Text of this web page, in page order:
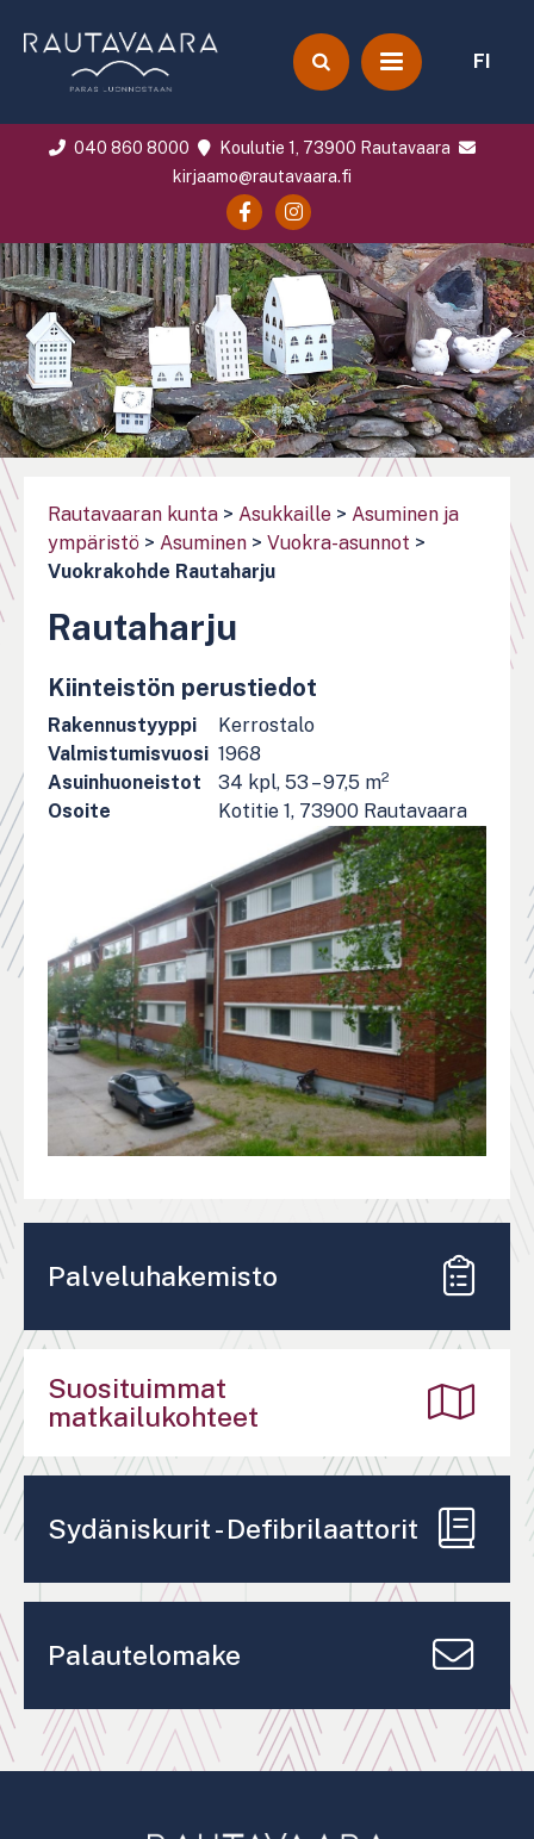
FI
040 860 8000
Koulutie 1, 73900 Rautavaara
kirjaamo@rautavaara.fi
Rautavaaran kunta > Asukkaille > Asuminen ja
ympäristö > Asuminen > Vuokra-asunnot >
Vuokrakohde Rautaharju
Rautaharju
Kiinteistön perustiedot
Rakennustyyppi
Kerrostalo
Valmistumisvuosi 1968
Asuinhuoneistot
34 kpl, 53 – 97,5 m2
Osoite Kotitie 1, 73900 Rautavaara
Palveluhakemisto
Suosituimmat
matkailukohteet
Sydäniskurit - Defibrilaattorit
Palautelomake